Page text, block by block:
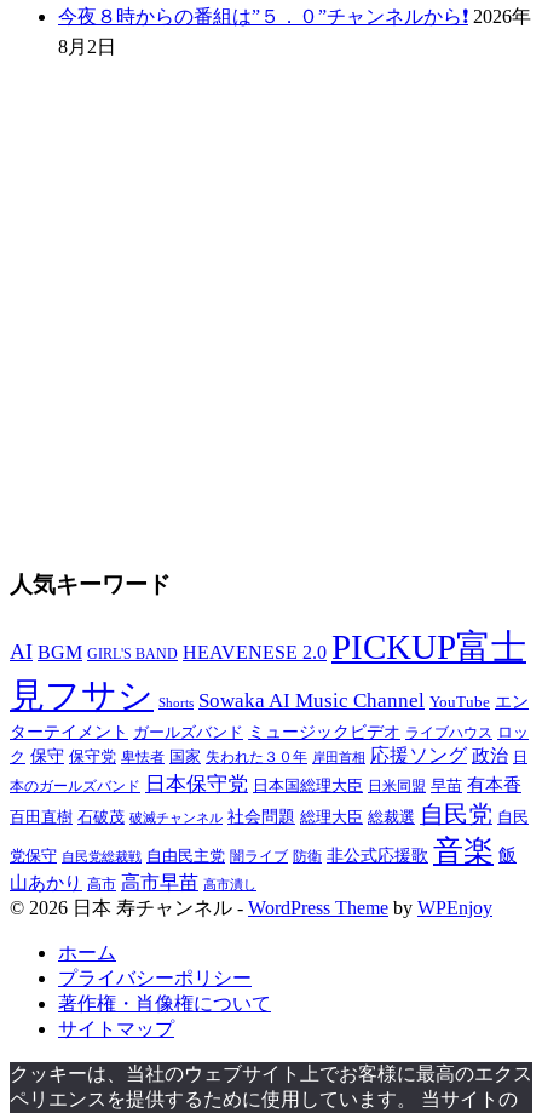
今夜８時からの番組は”５．０”チャンネルから❗️ 2026年
8月2日
人気キーワード
AI BGM GIRL'S BAND HEAVENESE 2.0 PICKUP富士
見フサシ Shorts Sowaka AI Music Channel YouTube エン
ターテイメント ガールズバンド ミュージックビデオ ライブハウス ロッ
ク 保守 保守党 卑怯者 国家 失われた３０年 岸田首相 応援ソング 政治 日
本のガールズバンド
日本保守党 日本国総理大臣 日米同盟 早苗 有本香
百田直樹 石破茂 破滅チャンネル 社会問題 総理大臣 総裁選 自民党 自民
党保守 自民党総裁戦 自由民主党 闇ライブ 防衛 非公式応援歌 音楽 飯
山あかり 高市 高市早苗 高市潰し
© 2026 日本 寿チャンネル - WordPress Theme by WPEnjoy
ホーム
プライバシーポリシー
著作権・肖像権について
サイトマップ
クッキーは、当社のウェブサイト上でお客様に最高のエクス
ペリエンスを提供するために使用しています。 当サイトの